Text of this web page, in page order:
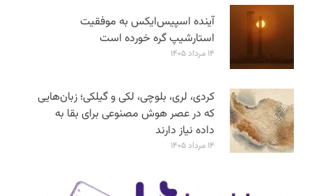
آینده اسپیس‌ایکس به موفقیت
استارشیپ گره خورده است
۱۴ مرداد ۱۴۰۵
کردی، لری، بلوچی، لکی و گیلکی؛ زبان‌هایی
که در عصر هوش مصنوعی برای بقا به
داده نیاز دارند
۱۴ مرداد ۱۴۰۵